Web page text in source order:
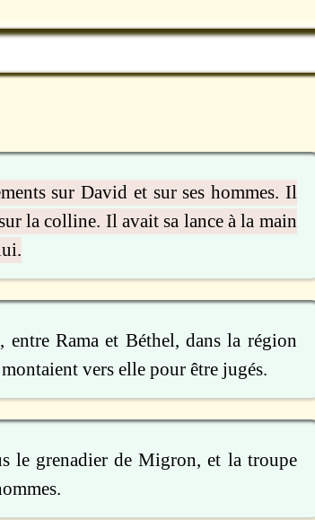
sur David et sur ses hommes. Il
la colline. Il avait sa lance à la main
Rama et Béthel, dans la région
vers elle pour être jugés.
le grenadier de Migron, et la troupe